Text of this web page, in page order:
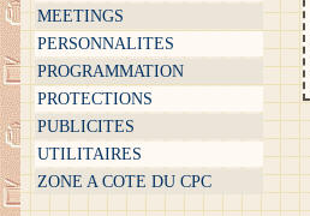
MEETINGS
PERSONNALITES
PROGRAMMATION
PROTECTIONS
PUBLICITES
UTILITAIRES
ZONE A COTE DU CPC